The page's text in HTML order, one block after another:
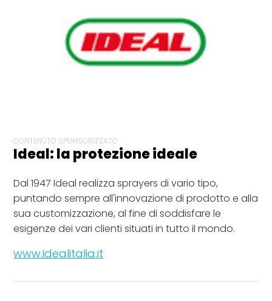
CONTENUTO SPONSORIZZATO
Ideal: la protezione ideale
Dal 1947 Ideal realizza sprayers di vario tipo,
puntando sempre all'innovazione di prodotto e alla
sua customizzazione, al fine di soddisfare le
esigenze dei vari clienti situati in tutto il mondo.
www.idealitalia.it